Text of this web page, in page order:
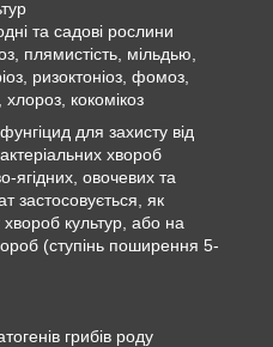
та садові рослини
плямистість, мільдью,
ризоктоніоз, фомоз,
кокомікоз
для захисту від
хвороб
ягідних, овочевих та
застосовується, як
хвороб культур, або на
(ступінь поширення 5-
грибів роду